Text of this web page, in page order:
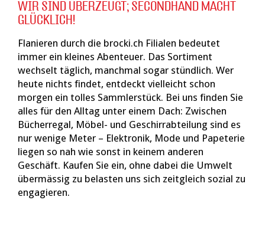
WIR SIND ÜBERZEUGT; SECONDHAND MACHT
GLÜCKLICH!
Flanieren durch die brocki.ch Filialen bedeutet
immer ein kleines Abenteuer. Das Sortiment
wechselt täglich, manchmal sogar stündlich. Wer
heute nichts findet, entdeckt vielleicht schon
morgen ein tolles Sammlerstück. Bei uns finden Sie
alles für den Alltag unter einem Dach: Zwischen
Bücherregal, Möbel- und Geschirrabteilung sind es
nur wenige Meter – Elektronik, Mode und Papeterie
liegen so nah wie sonst in keinem anderen
Geschäft. Kaufen Sie ein, ohne dabei die Umwelt
übermässig zu belasten uns sich zeitgleich sozial zu
engagieren.